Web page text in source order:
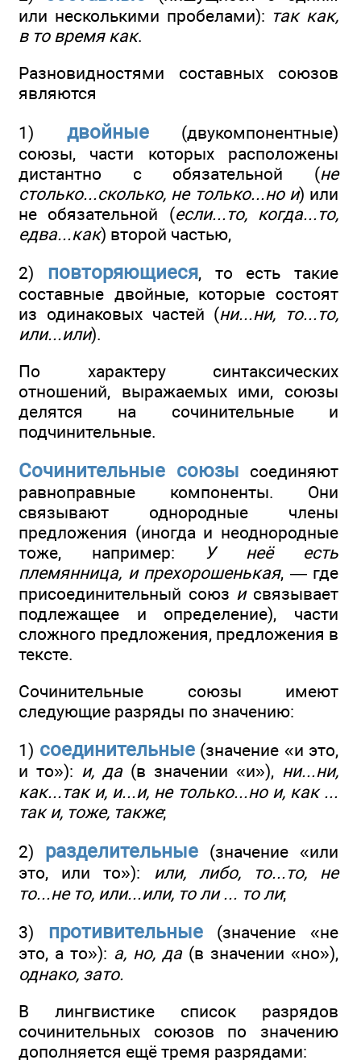
или несколькими пробелами): так как,
в то время как.
Разновидностями составных союзов
являются
1) двойные (двукомпонентные)
союзы, части которых расположены
дистантно с обязательной (не
столько...сколько, не только...но и) или
не обязательной (если...то, когда...то,
едва...как) второй частью,
2) повторяющиеся, то есть такие
составные двойные, которые состоят
из одинаковых частей (ни...ни, то...то,
или...или).
По характеру синтаксических
отношений, выражаемых ими, союзы
делятся на сочинительные и
подчинительные.
Сочинительные союзы соединяют
равноправные компоненты. Они
связывают однородные члены
предложения (иногда и неоднородные
тоже, например:
У неё есть
племянница, и прехорошенькая, — где
присоединительный союз исвязывает
подлежащее и определение), части
сложного предложения, предложения в
тексте.
Сочинительные союзы имеют
следующие разряды по значению:
1) соединительные(значение «и это,
и то»): и, да (в значении «и»), ни...ни,
как...так и, и...и, не только...но и, как ...
так и, тоже, также;
2) разделительные (значение «или
это, или то»): или, либо, то...то, не
то...не то, или...или, то ли ... то ли;
3) противительные(значение «не
это, а то»): а, но, да (в значении «но»),
однако, зато.
В лингвистике список разрядов
сочинительных союзов по значению
дополняется ещё тремя разрядами: